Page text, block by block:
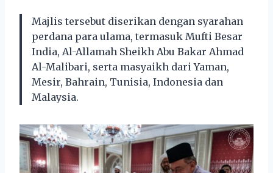
Majlis tersebut diserikan dengan syarahan
perdana para ulama, termasuk Mufti Besar
India, Al-Allamah Sheikh Abu Bakar Ahmad
Al-Malibari, serta masyaikh dari Yaman,
Mesir, Bahrain, Tunisia, Indonesia dan
Malaysia.